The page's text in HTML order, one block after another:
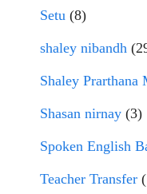
Setu (8)
shaley nibandh
Shaley Prarthana
Shasan nirnay (3)
Spoken English
Teacher Transfer